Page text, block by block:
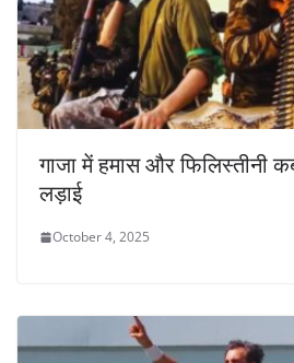
गाजा में हमास और फिलिस्तीनी
लड़ाई
October 4, 2025